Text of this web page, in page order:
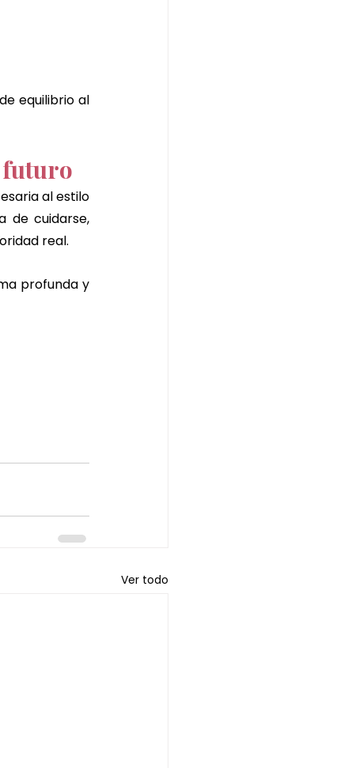
equilibrio al
futuro
al estilo
de cuidarse,
real.
profunda y
Ver todo